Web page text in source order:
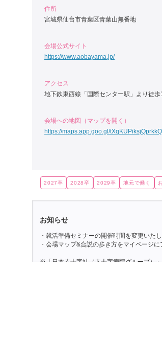
住所
宮城県仙台市青葉区青葉山無番地
会場公式サイト
https://www.aobayama.jp/
アクセス
地下鉄東西線「国際センター駅」より徒歩
会場への地図（マップを開く）
https://maps.app.goo.gl/
2027卒 2028卒 2029卒 地元で働く
お知らせ
・就活準備セミナーの開催時間を変更いたし
・会場マップ&合説の歩き方をマイページ
※「日本赤十字社（赤十字病院グループ）